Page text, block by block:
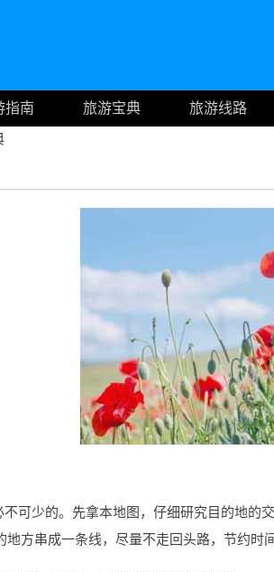
指南 旅游宝典 旅游线路
可少的。先拿本地图，仔细研究目的地的
方串成一条线，尽量不走回头路，节约时间